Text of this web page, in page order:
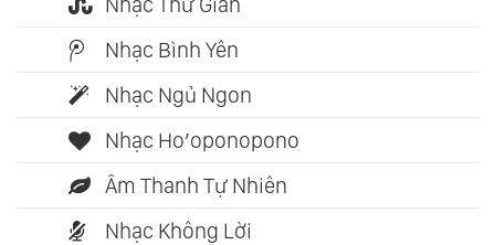
Nhạc Bình Yên
Nhạc Ngủ Ngon
Nhạc Ho’oponopono
Âm Thanh Tự Nhiên
Nhạc Không Lời